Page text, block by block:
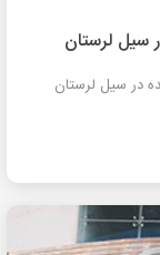
سیل لرستان
در سیل لرستان